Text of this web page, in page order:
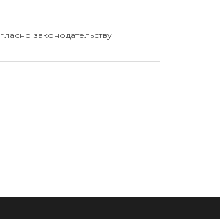
законодательству